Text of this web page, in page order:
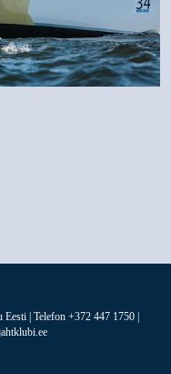
| Telefon +372 447 1750 |